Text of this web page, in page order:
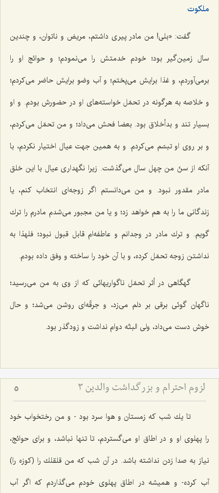
ملكوت‌
گفت: «بلى! من مادر پيرى داشتم، مريض و ناتوان، و چندين
سال زمين‌گير بود؛ خودم خدمتش را مى‌نمودم؛ و حوائج او را
برمى‌آوردم، و غذا برايش مى‌پختم؛ و آب وضو برايش حاضر مى‌كردم؛
و خلاصه به هرگونه در تحمّل خواسته‌هاى او در حضورش بودم. و او
بسيار تند و بدأخلاق بود. بعضا فحش مى‌داد؛ و من تحمّل مى‌كردم،
و بر روى او تبسّم مى‌كردم. و به همين جهت عيال اختيار نكردم، با
آنكه از سنّ من چهل سال مى‌گذشت. زيرا نگهدارى عيال با اين خلق
مادر مقدور نبود. و من مى‌دانستم اگر زوجه‌اى انتخاب كنم، يا
زندگانى ما را به هم خواهد زد؛ و يا من مجبور مى‌شدم مادرم را ترك
گويم. و ترك مادر در وجدانم و عاطفه‌ام قابل قبول نبود؛ فلهذا به
نداشتن زوجه تحمّل كرده، و با آن خود را ساخته و وفق داده بودم.
گهگاهى در أثر تحمّل ناگواريهائى كه از وى به من مى‌رسيد؛
ناگهان گوئى برقى بر دلم مى‌زد، و جرقّه‌اى روشن مى‌شد؛ و حال
خوش دست مى‌داد، ولى البتّه دوام نداشت و زودگذر بود.
لزوم احترام و بزرگداشت والدین 3 5
تا يك شب كه زمستان و هوا سرد بود - و من رختخواب خود
را پهلوى او و در اطاق او مى‌گستردم، تا تنها نباشد، و براى حوائج،
نياز به صدا زدن نداشته باشد. در آن شب كه من قلقلك را (كوزه را)
آب كرده- و هميشه در اطاق پهلوى خودم مى‌گذاردم كه اگر آب